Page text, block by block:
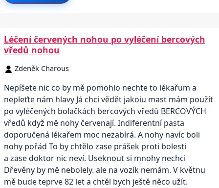
Léčení červených nohou po vyléčení bercových
vředů nohou
Zdeněk Charous
Nepíšete nic co by mě pomohlo nechte to lékařum a
nepleťte nám hlavy Já chci vědět jakoiu mast mám použít
po vyléčených bolačkách bercových vředů BERCOVÝCH
vředů když mě nohy červenají. Indiferentní pasta
doporučená lékařem moc nezabírá. A nohy navíc boli
nohy pořád To by chtělo zase prášek proti bolesti
a zase doktor nic neví. Useknout si mnohy nechci
Dřevěny by mě nebolely. ale na vozík nemám. V květnu
mě bude teprve 82 let a chtěl bych ještě něco užít.